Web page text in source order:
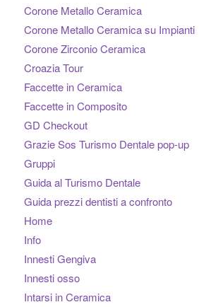
Corone Metallo Ceramica
Corone Metallo Ceramica su Impianti
Corone Zirconio Ceramica
Croazia Tour
Faccette in Ceramica
Faccette in Composito
GD Checkout
Grazie Sos Turismo Dentale pop-up
Gruppi
Guida al Turismo Dentale
Guida prezzi dentisti a confronto
Home
Info
Innesti Gengiva
Innesti osso
Intarsi in Ceramica